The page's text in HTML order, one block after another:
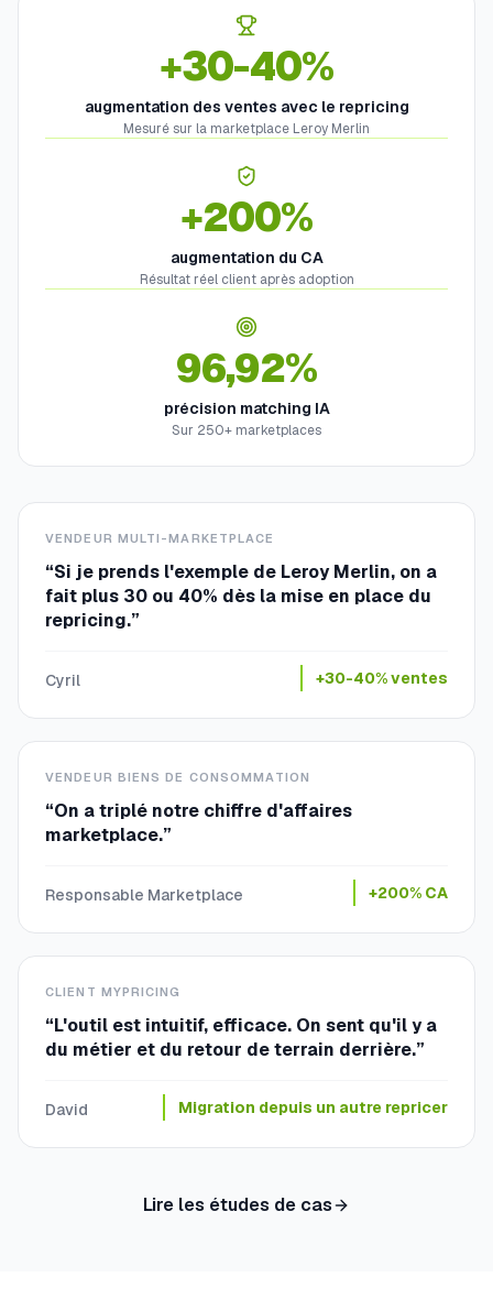
+30-40%
augmentation des ventes avec le repricing
Mesuré sur la marketplace Leroy Merlin
+200%
augmentation du CA
Résultat réel client après adoption
96,92%
précision matching IA
Sur 250+ marketplaces
VENDEUR MULTI-MARKETPLACE
“Si je prends l'exemple de Leroy Merlin, on a
fait plus 30 ou 40% dès la mise en place du
repricing.”
Cyril +30-40% ventes
VENDEUR BIENS DE CONSOMMATION
“On a triplé notre chiffre d'affaires
marketplace.”
Responsable Marketplace +200% CA
CLIENT MYPRICING
“L'outil est intuitif, efficace. On sent qu'il y a
du métier et du retour de terrain derrière.”
David Migration depuis un autre repricer
Lire les études de cas